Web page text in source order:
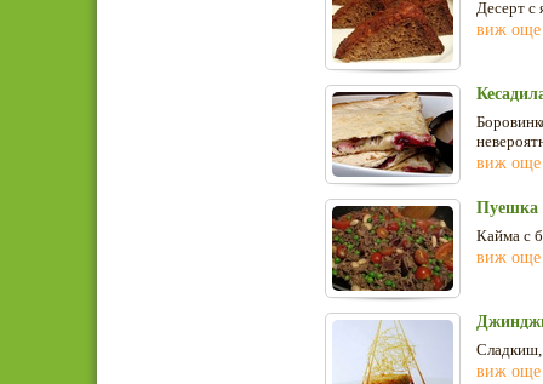
Десерт с
виж още
виж още
Пуешка
Кайма с
виж още
Сладкиш,
виж още